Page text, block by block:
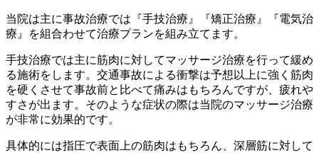
当院は主に事故治療では『手技治療』『矯正治療』『電気治
療』を組合わせて治療プランを組み立てます。
手技治療では主に筋肉に対してマッサージ治療を行って緩め
る施術をします。交通事故による衝撃は予想以上に強く筋肉
を硬くさせて事故前と比べて痛みはもちろんですが、疲れや
すさが出ます。そのような症状の際は当院のマッサージ治療
が非常に効果的です。
具体的には指圧で表面上の筋肉はもちろん、深層筋に対して